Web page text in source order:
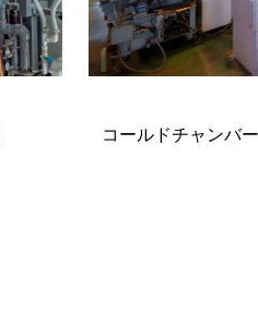
コールドチャンバ